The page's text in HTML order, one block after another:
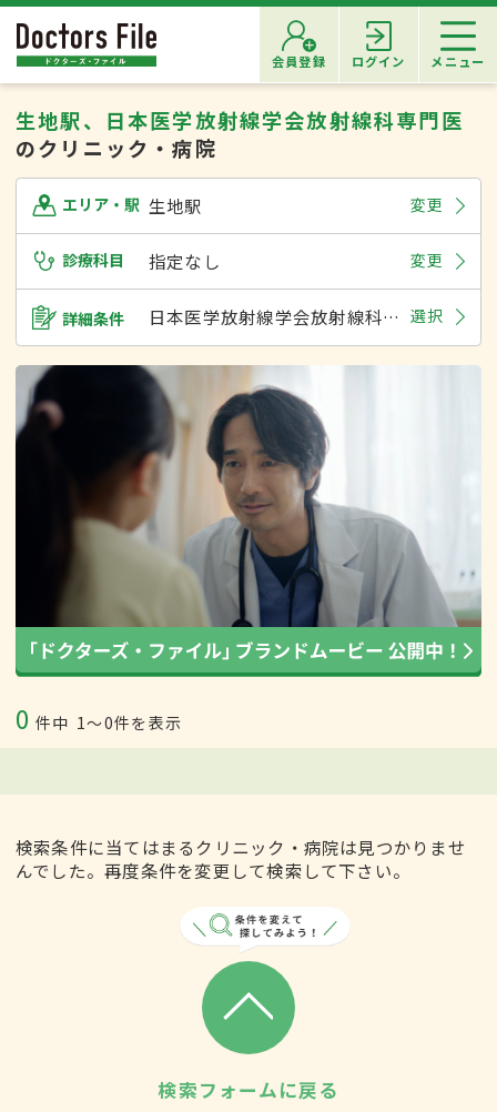
会員登録 ログイン メニュー
生地駅、日本医学放射線学会放射線科専門医
のクリニック・病院
エリア・駅 生地駅 変更
診療科目 指定なし 変更
詳細条件 日本医学放射線学会放射線科専門医 選択
0 件中 1〜0件を表示
検索条件に当てはまるクリニック・病院は見つかりませ
んでした。再度条件を変更して検索して下さい。
検索フォームに戻る